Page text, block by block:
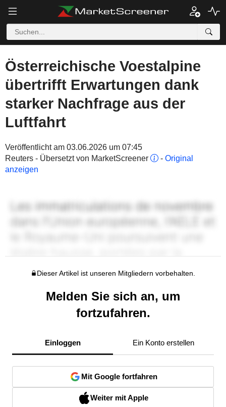
Österreichische Voestalpine
übertrifft Erwartungen dank
starker Nachfrage aus der
Luftfahrt
Veröffentlicht am 03.06.2026 um 07:45
Reuters - Übersetzt von MarketScreener
- Original
anzeigen
Dieser Artikel ist unseren Mitgliedern vorbehalten.
Melden Sie sich an, um
fortzufahren.
Einloggen Ein Konto erstellen
Mit Google fortfahren
Weiter mit Apple